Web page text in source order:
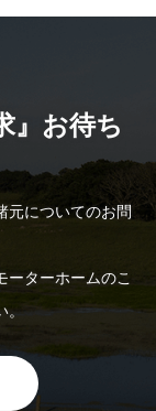
』お待ち
元についてのお問
ーターホームのこ
。